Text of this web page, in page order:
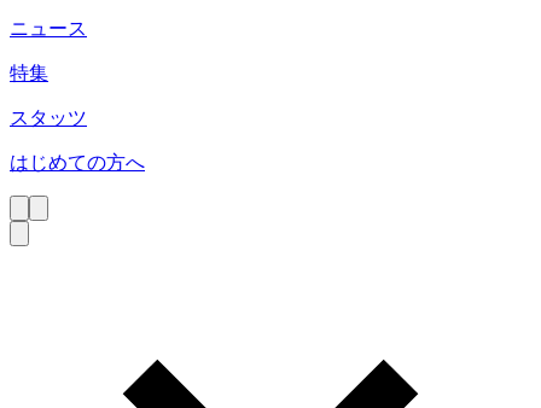
ニュース
特集
スタッツ
はじめての方へ